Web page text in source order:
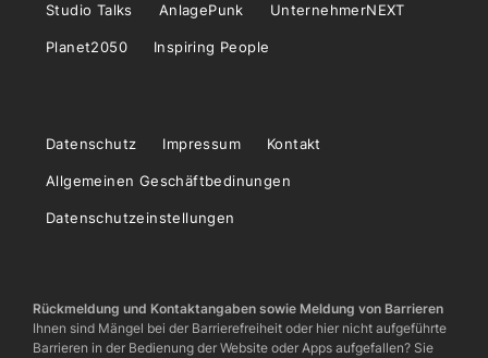
Studio Talks AnlagePunk UnternehmerNEXT
Planet2050 Inspiring People
Datenschutz Impressum Kontakt
Allgemeinen Geschäftbedinungen
Datenschutzeinstellungen
Rückmeldung und Kontaktangaben sowie Meldung von Barrieren
Ihnen sind Mängel bei der Barrierefreiheit oder hier nicht aufgeführte
Barrieren in der Bedienung der Website oder Apps aufgefallen? Sie